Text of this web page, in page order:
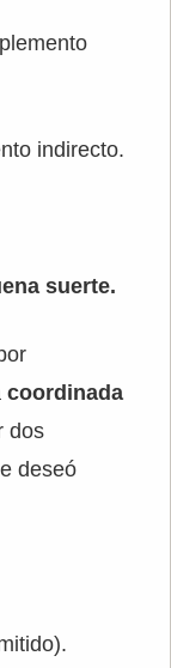
indirecto.
suerte.
coordinada
dos
deseó